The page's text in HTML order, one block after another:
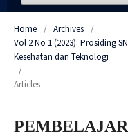
Home / Archives
/
Vol 2 No 1 (2023): Prosiding
Kesehatan dan Teknologi
/
Articles